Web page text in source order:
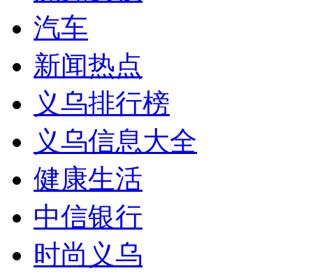
汽车
新闻热点
义乌排行榜
义乌信息大全
健康生活
中信银行
时尚义乌